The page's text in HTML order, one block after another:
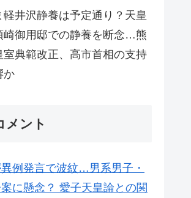
軽井沢静養は予定通り？天皇
崎御用邸での静養を断念…熊
室典範改正、高市首相の支持
か
メント
例発言で波紋…男系男子・
案に懸念？ 愛子天皇論との関